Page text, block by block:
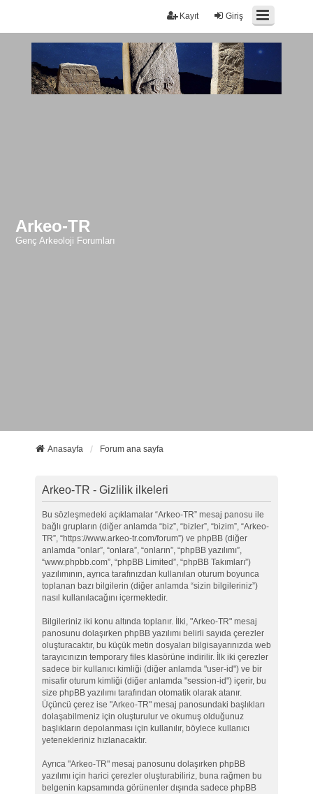
Giriş
Kayıt
Arkeo-TR
Genç Arkeoloji Forumları
Anasayfa Forum ana sayfa
Arkeo-TR - Gizlilik ilkeleri
Bu sözleşmedeki açıklamalar “Arkeo-TR” mesaj panosu ile
bağlı grupların (diğer anlamda “biz”, “bizler”, “bizim”, “Arkeo-
TR”, “https://www.arkeo-tr.com/forum”) ve phpBB (diğer
anlamda "onlar”, “onlara”, “onların”, “phpBB yazılımı”,
“www.phpbb.com”, “phpBB Limited”, “phpBB Takımları”)
yazılımının, ayrıca tarafınızdan kullanılan oturum boyunca
toplanan bazı bilgilerin (diğer anlamda “sizin bilgileriniz”)
nasıl kullanılacağını içermektedir.
Bilgileriniz iki konu altında toplanır. İlki, "Arkeo-TR" mesaj
panosunu dolaşırken phpBB yazılımı belirli sayıda çerezler
oluşturacaktır, bu küçük metin dosyaları bilgisayarınızda web
tarayıcınızın temporary files klasörüne indirilir. İlk iki çerezler
sadece bir kullanıcı kimliği (diğer anlamda "user-id") ve bir
misafir oturum kimliği (diğer anlamda "session-id") içerir, bu
size phpBB yazılımı tarafından otomatik olarak atanır.
Üçüncü çerez ise "Arkeo-TR" mesaj panosundaki başlıkları
dolaşabilmeniz için oluşturulur ve okumuş olduğunuz
başlıkların depolanması için kullanılır, böylece kullanıcı
yetenekleriniz hızlanacaktır.
Ayrıca "Arkeo-TR" mesaj panosunu dolaşırken phpBB
yazılımı için harici çerezler oluşturabiliriz, buna rağmen bu
belgenin kapsamında görünenler dışında sadece phpBB